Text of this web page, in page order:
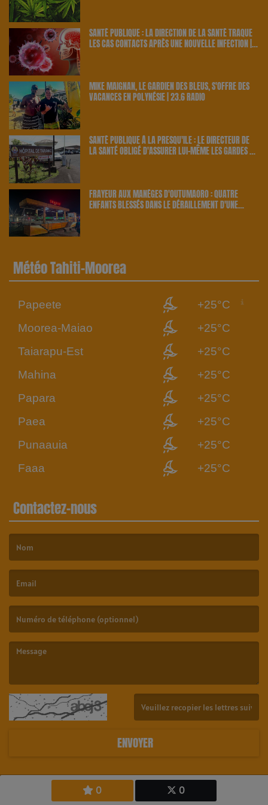
0 0
SANTÉ PUBLIQUE : LA DIRECTION DE LA SANTÉ TRAQUE
LES CAS CONTACTS APRÈS UNE NOUVELLE INFECTION |
MIKE MAIGNAN, LE GARDIEN DES BLEUS, S'OFFRE DES
VACANCES EN POLYNÉSIE | 23.6 RADIO
SANTÉ PUBLIQUE À LA PRESQU'ÎLE : LE DIRECTEUR DE
LA SANTÉ OBLIGÉ D'ASSURER LUI-MÊME LES GARDES À
FRAYEUR AUX MANÈGES D'OUTUMAORO : QUATRE
ENFANTS BLESSÉS DANS LE DÉRAILLEMENT D'UNE
Météo Tahiti-Moorea
Papeete
+25°C
Moorea-Maiao
+25°C
Taiarapu-Est
+25°C
Mahina
+25°C
Papara
+25°C
Paea
+25°C
Punaauia
+25°C
Faaa
+25°C
Contactez-nous
ENVOYER
Copyright © 2026 23.6 Radio Tahiti - All Rights Reserved.